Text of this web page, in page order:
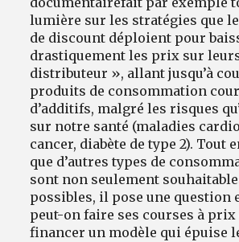
lumière sur les stratégies que
de discount déploient pour
drastiquement les prix sur
distributeur », allant jusqu’à
produits de consommation
d’additifs, malgré les risques
sur notre santé (maladies
cancer, diabète de type 2). Tout
que d’autres types de
sont non seulement
possibles, il pose une question
peut-on faire ses courses à prix
financer un modèle qui épuise